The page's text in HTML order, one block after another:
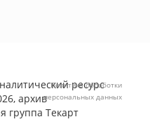
ресурс
архив
группа Текарт
Политика обработки
персональных данных